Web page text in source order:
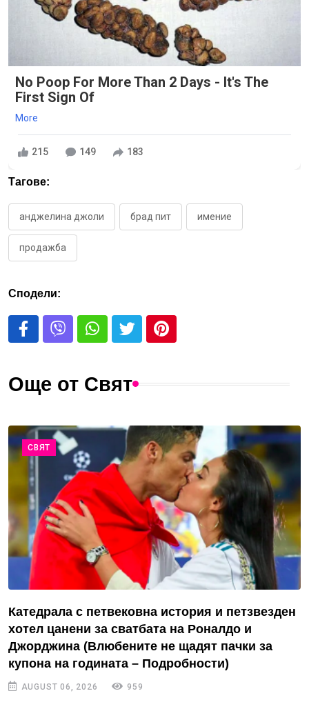
No Poop For More Than 2 Days - It's The
First Sign Of
More
215 149 183
Тагове:
анджелина джоли брад пит имение
продажба
Сподели:
Още от Свят
СВЯТ
Катедрала с петвековна история и петзвезден
хотел цанени за сватбата на Роналдо и
Джорджина (Влюбените не щадят пачки за
купона на годината – Подробности)
AUGUST 06, 2026 959